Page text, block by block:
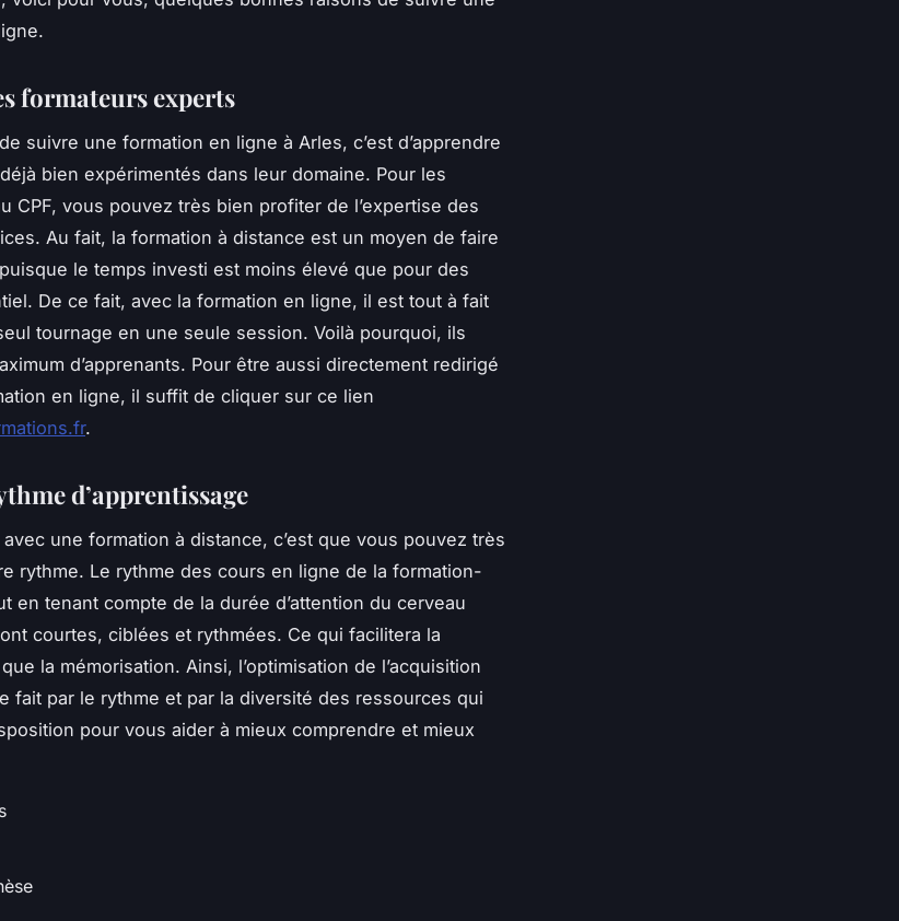
formateurs experts
suivre une formation en ligne à Arles, c’est d’apprendre
bien expérimentés dans leur domaine. Pour les
CPF, vous pouvez très bien profiter de l’expertise des
Au fait, la formation à distance est un moyen de faire
le temps investi est moins élevé que pour des
De ce fait, avec la formation en ligne, il est tout à fait
tournage en une seule session. Voilà pourquoi, ils
d’apprenants. Pour être aussi directement redirigé
en ligne, il suffit de cliquer sur ce lien
.
d’apprentissage
une formation à distance, c’est que vous pouvez très
rythme. Le rythme des cours en ligne de la formation-
en tenant compte de la durée d’attention du cerveau
courtes, ciblées et rythmées. Ce qui facilitera la
la mémorisation. Ainsi, l’optimisation de l’acquisition
fait par le rythme et par la diversité des ressources qui
pour vous aider à mieux comprendre et mieux